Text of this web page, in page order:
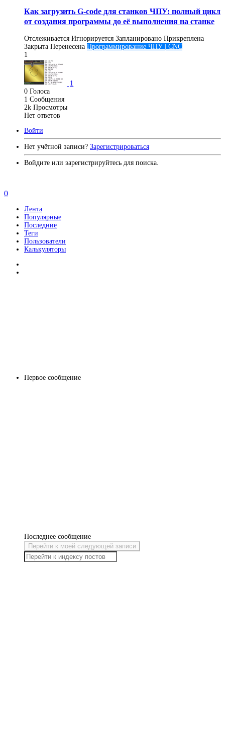
Как загрузить G-code для станков ЧПУ: полный цикл
от создания программы до её выполнения на станке
Отслеживается Игнорируется Запланировано Прикреплена
Закрыта Перенесена Программирование ЧПУ | CNC
1
1
0 Голоса
1 Сообщения
2k Просмотры
Нет ответов
Войти
Нет учётной записи? Зарегистрироваться
Войдите или зарегистрируйтесь для поиска.
Первое сообщение
Последнее сообщение
Перейти к моей следующей записи
0
Лента
Популярные
Последние
Теги
Пользователи
Калькуляторы